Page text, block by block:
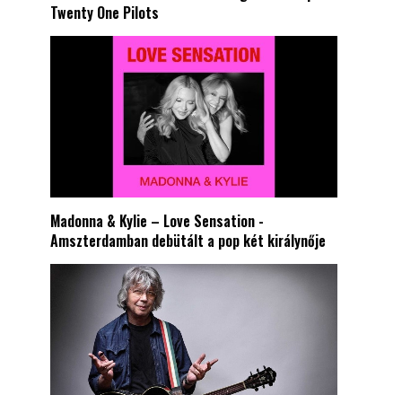
Twenty One Pilots
Madonna & Kylie – Love Sensation -
Amszterdamban debütált a pop két királynője